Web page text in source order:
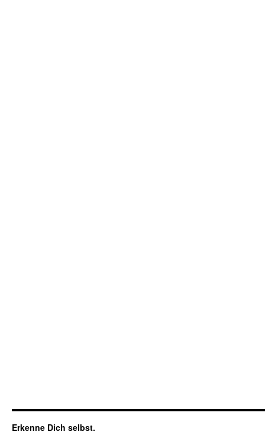
Erkenne Dich selbst.